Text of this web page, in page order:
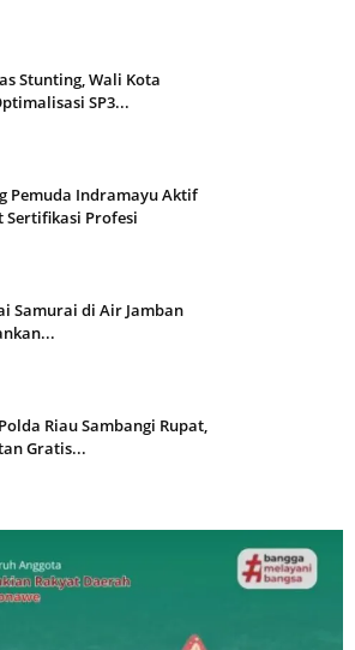
Stunting, Wali Kota
SP3...
Pemuda Indramayu Aktif
Sertifikasi Profesi
Samurai di Air Jamban
Riau Sambangi Rupat,
Gratis...